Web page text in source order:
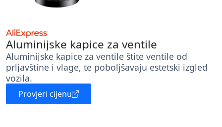
Aluminijske kapice za ventile
Aluminijske kapice za ventile štite ventile od
prljavštine i vlage, te poboljšavaju estetski izgled
vozila.
Provjeri cijenu